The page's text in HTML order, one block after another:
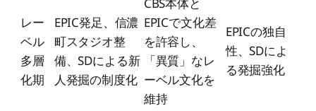
レー
ベル
多層
化期
EPIC発足、信濃
町スタジオ整
備、SDによる新
人発掘の制度化
EPICで文化差
を許容し、
「異質」なレ
ーベル文化を
維持
EPICの独自
性、SDによ
る発掘強化